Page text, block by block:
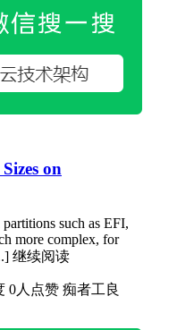
on
such as EFI,
more complex, for
继续阅读
0人点赞 痴者工良